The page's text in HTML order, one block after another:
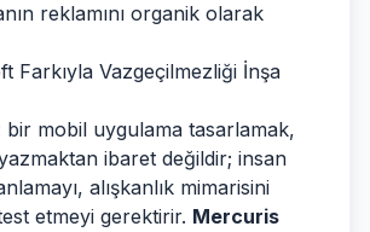
reklamını organik olarak
Farkıyla Vazgeçilmezliği İnşa
bir mobil uygulama tasarlamak,
ibaret değildir; insan
alışkanlık mimarisini
etmeyi gerektirir. Mercuris